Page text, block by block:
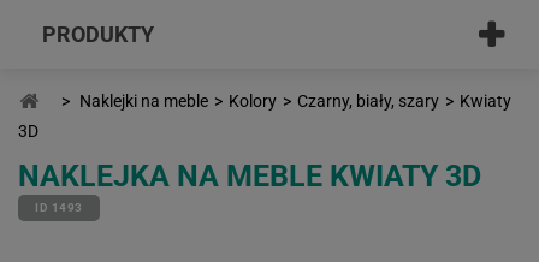
PRODUKTY
> Naklejki na meble > Kolory > Czarny, biały, szary > Kwiaty
3D
NAKLEJKA NA MEBLE KWIATY 3D
ID 1493